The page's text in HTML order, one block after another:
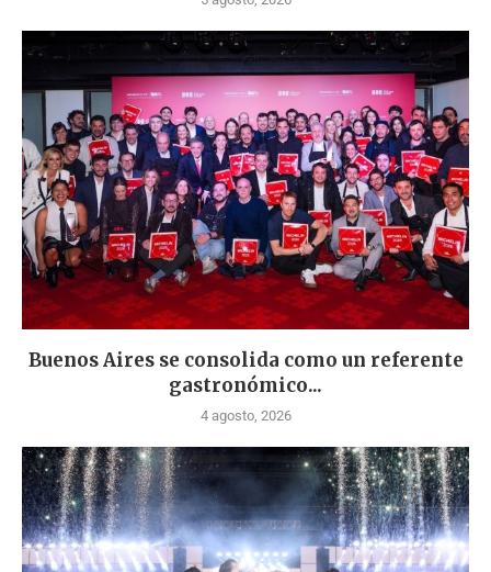
Buenos Aires se consolida como un referente
gastronómico...
4 agosto, 2026